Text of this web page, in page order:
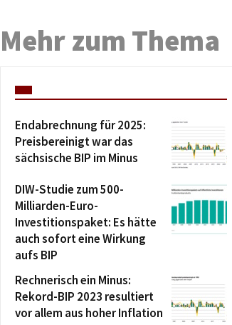
Mehr zum Thema
Endabrechnung für 2025:
Preisbereinigt war das
sächsische BIP im Minus
DIW-Studie zum 500-
Milliarden-Euro-
Investitionspaket: Es hätte
auch sofort eine Wirkung
aufs BIP
Rechnerisch ein Minus:
Rekord-BIP 2023 resultiert
vor allem aus hoher Inflation